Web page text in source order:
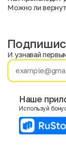
Можно ли
Имя
E-mail
И узнавай
Наше
Используй